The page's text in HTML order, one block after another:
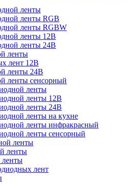
ленты
ленты RGB
ленты RGBW
ленты 12В
ленты 24В
ленты
лент 12В
ленты 24В
ленты сенсорный
ленты
ленты 12В
ленты 24В
ленты на кухне
ленты инфракрасный
ленты сенсорный
ленты
ленты
лент